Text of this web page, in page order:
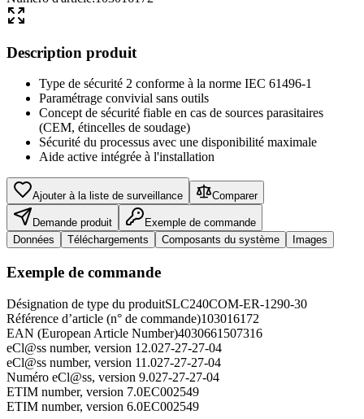
Description produit
Type de sécurité 2 conforme à la norme IEC 61496-1
Paramétrage convivial sans outils
Concept de sécurité fiable en cas de sources parasitaires
(CEM, étincelles de soudage)
Sécurité du processus avec une disponibilité maximale
Aide active intégrée à l'installation
Ajouter à la liste de surveillance Comparer
Demande produit
Exemple de commande
Données
Téléchargements Composants du système Images
Exemple de commande
Désignation de type du produitSLC240COM-ER-1290-30
Référence d’article (n° de commande)103016172
EAN (European Article Number)4030661507316
eCl@ss number, version 12.027-27-27-04
eCl@ss number, version 11.027-27-27-04
Numéro eCl@ss, version 9.027-27-27-04
ETIM number, version 7.0EC002549
ETIM number, version 6.0EC002549